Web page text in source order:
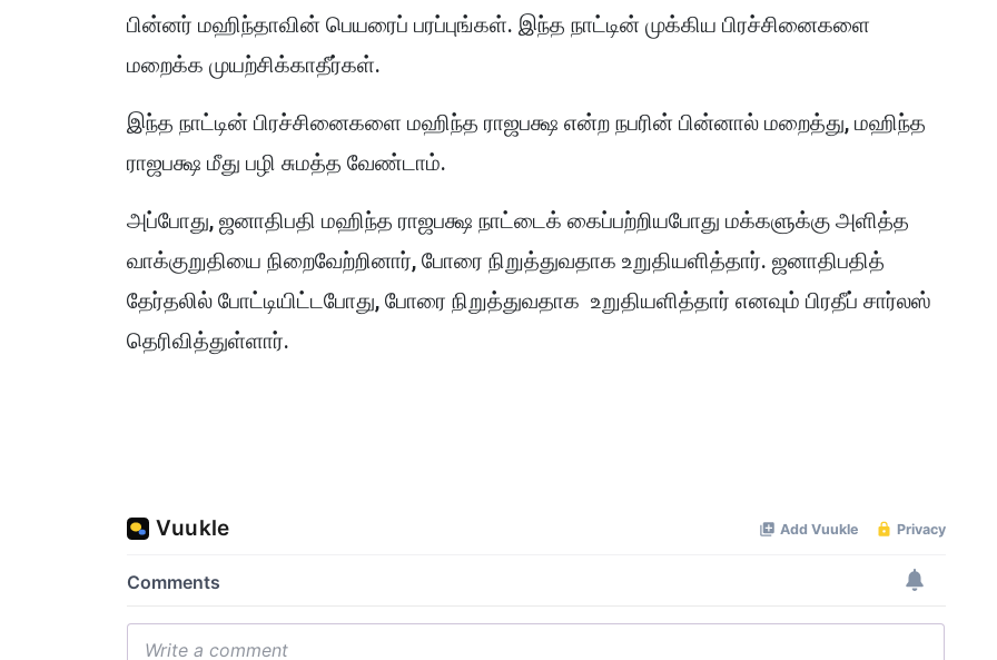
பின்னர் மஹிந்தாவின் பெயரைப் பரப்புங்கள். இந்த நாட்டின் முக்கிய பிரச்சினைகளை
மறைக்க முயற்சிக்காதீர்கள்.
இந்த நாட்டின் பிரச்சினைகளை மஹிந்த ராஜபக்ஷ என்ற நபரின் பின்னால் மறைத்து, மஹிந்த
ராஜபக்ஷ மீது பழி சுமத்த வேண்டாம்.
அப்போது, ​​ஜனாதிபதி மஹிந்த ராஜபக்ஷ நாட்டைக் கைப்பற்றியபோது மக்களுக்கு அளித்த
வாக்குறுதியை நிறைவேற்றினார், போரை நிறுத்துவதாக உறுதியளித்தார். ஜனாதிபதித்
தேர்தலில் போட்டியிட்டபோது, ​​போரை நிறுத்துவதாக உறுதியளித்தார் எனவும் பிரதீப் சார்லஸ்
தெரிவித்துள்ளார்.